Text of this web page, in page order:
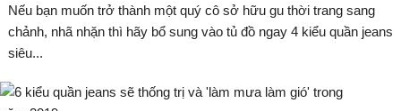
Nếu bạn muốn trở thành một quý cô sở hữu gu thời trang sang
chảnh, nhã nhặn thì hãy bổ sung vào tủ đồ ngay 4 kiểu quần jeans
siêu...